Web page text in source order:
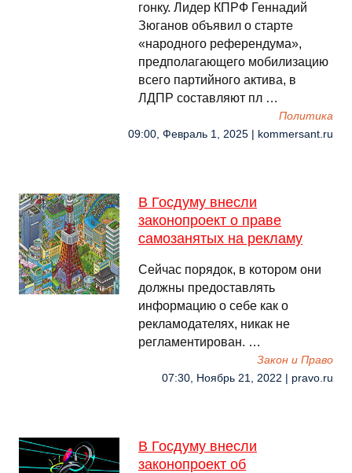
гонку. Лидер КПРФ Геннадий
Зюганов объявил о старте
«народного референдума»,
предполагающего мобилизацию
всего партийного актива, в
ЛДПР составляют пл …
Политика
09:00, Февраль 1, 2025 | kommersant.ru
В Госдуму внесли
законопроект о праве
самозанятых на рекламу
Сейчас порядок, в котором они
должны предоставлять
информацию о себе как о
рекламодателях, никак не
регламентирован. …
Закон и Право
07:30, Ноябрь 21, 2022 | pravo.ru
В Госдуму внесли
законопроект об